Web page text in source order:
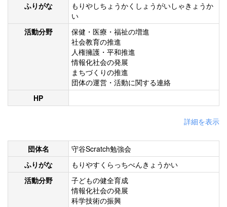
ふりがな
もりやしちょうかくしょうがいしゃきょうか
い
活動分野
保健・医療・福祉の増進
社会教育の推進
人権擁護・平和推進
情報化社会の発展
まちづくりの推進
団体の運営・活動に関する連絡
HP
詳細を表示
団体名
守谷Scratch勉強会
ふりがな
もりやすくらっちべんきょうかい
活動分野
子どもの健全育成
情報化社会の発展
科学技術の振興